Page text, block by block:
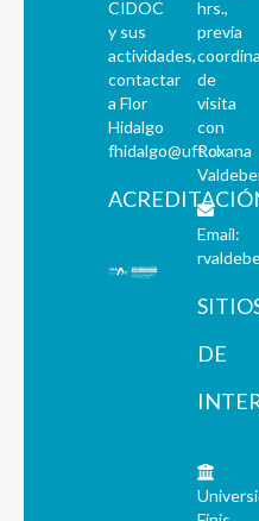
CIDOC
y sus
actividades,
contactar
a Flor
Hidalgo
fhidalgo@uft.cl
hrs.,
previa
de
visita
con
Roxana
Email:
DE